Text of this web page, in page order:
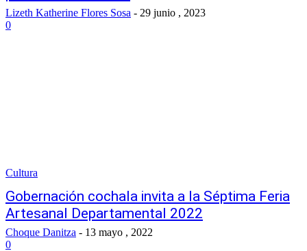
Lizeth Katherine Flores Sosa - 29 junio , 2023
0
Cultura
Gobernación cochala invita a la Séptima Feria
Artesanal Departamental 2022
Choque Danitza - 13 mayo , 2022
0